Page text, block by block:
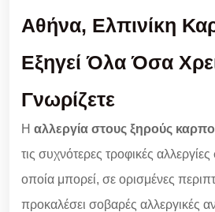
Αθήνα, Ελπινίκη
Εξηγεί Όλα Όσα
Γνωρίζετε
Η αλλεργία στους ξηρούς
τις συχνότερες τροφικές
οποία μπορεί, σε ορισμένες
προκαλέσει σοβαρές αλλεργικές